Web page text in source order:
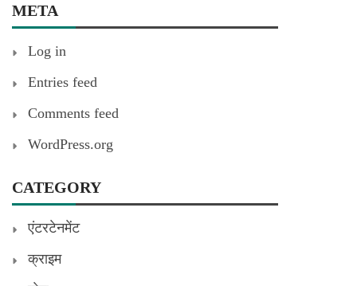
META
Log in
Entries feed
Comments feed
WordPress.org
CATEGORY
एंटरटेनमेंट
क्राइम